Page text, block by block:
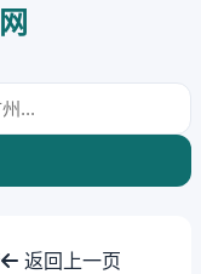
返回上一页